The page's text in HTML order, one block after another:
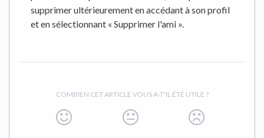
supprimer ultérieurement en accédant à son profil
et en sélectionnant « Supprimer l'ami ».
COMBIEN CET ARTICLE VOUS A-T'IL ÉTÉ UTILE ?